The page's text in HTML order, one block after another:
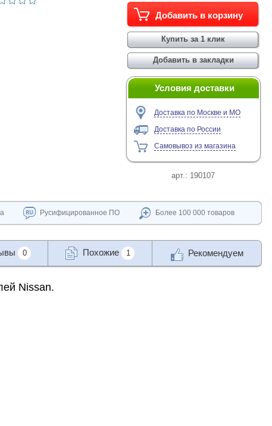
Условия доставки
Доставка по Москве и МО
Доставка по России
Самовывоз из магазина
арт.: 190107
Русифицированное ПО Более 100 000 товаров
0 Похожие 1 Рекомендуем
Nissan.